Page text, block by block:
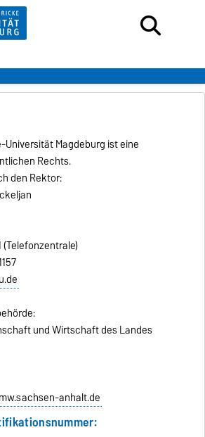
Magdeburg ist eine
Rechts.
den Rektor:
(Telefonzentrale)
und Wirtschaft des Landes
anhalt.de